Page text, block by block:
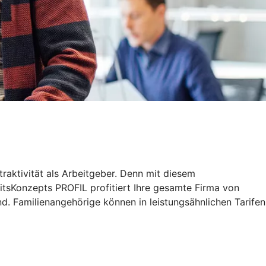
als Arbeitgeber. Denn mit diesem
PROFIL profitiert Ihre gesamte Firma von
Familienangehörige können in leistungsähnlichen Tarifen